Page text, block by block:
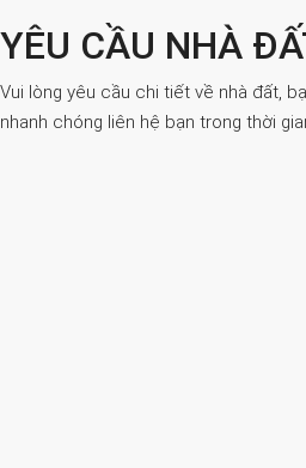
YÊU CẦU NHÀ
Vui lòng yêu cầu chi tiết về nhà đất,
nhanh chóng liên hệ bạn trong thời